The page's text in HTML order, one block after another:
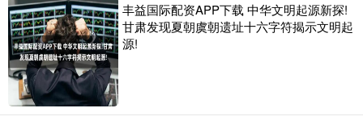
丰益国际配资APP下载 中华文明起源新探!
甘肃发现夏朝虞朝遗址十六字符揭示文明起
源!